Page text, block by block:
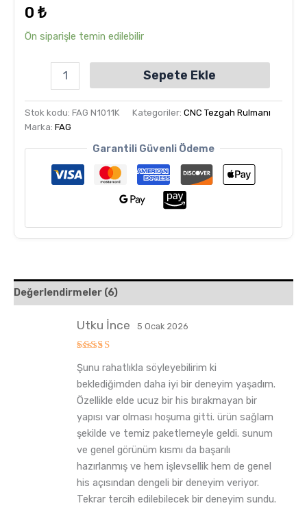
5
5.00puan
aldı
0 ₺
Ön siparişle temin edilebilir
Sepete Ekle
Stok kodu: FAG N1011K Kategoriler: CNC Tezgah Rulmanı
Marka: FAG
Garantili Güvenli Ödeme
Değerlendirmeler (6)
üzerinden
5
oy aldı
Utku İnce 5 Ocak 2026
Şunu rahatlıkla söyleyebilirim ki
beklediğimden daha iyi bir deneyim yaşadım.
Özellikle elde ucuz bir his bırakmayan bir
yapısı var olması hoşuma gitti. ürün sağlam
şekilde ve temiz paketlemeyle geldi. sunum
ve genel görünüm kısmı da başarılı
hazırlanmış ve hem işlevsellik hem de genel
his açısından dengeli bir deneyim veriyor.
Tekrar tercih edilebilecek bir deneyim sundu.